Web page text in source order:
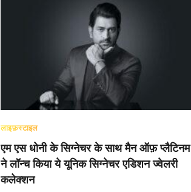
लाइफ़स्टाइल
एम एस धोनी के सिग्नेचर के साथ मैन ऑफ़ प्लैटिनम
ने लॉन्च किया ये यूनिक सिग्नेचर एडिशन ज्वेलरी
कलेक्शन